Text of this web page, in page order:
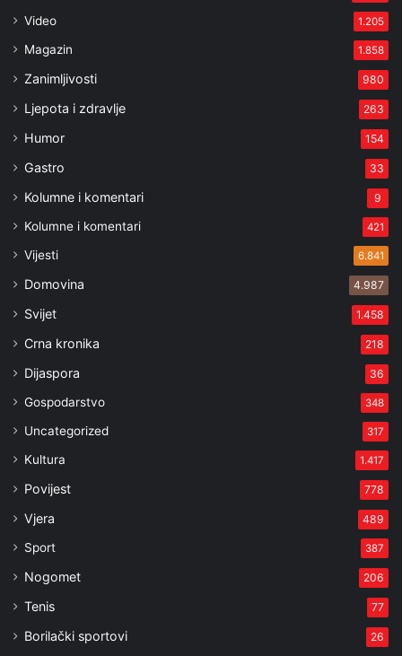
Video 1.205
Magazin 1.858
Zanimljivosti 980
Ljepota i zdravlje 263
Humor 154
Gastro 33
Kolumne i komentari 9
Kolumne i komentari 421
Vijesti 6.841
Domovina 4.987
Svijet 1.458
Crna kronika 218
Dijaspora 36
Gospodarstvo 348
Uncategorized 317
Kultura 1.417
Povijest 778
Vjera 489
Sport 387
Nogomet 206
Tenis 77
Borilački sportovi 26